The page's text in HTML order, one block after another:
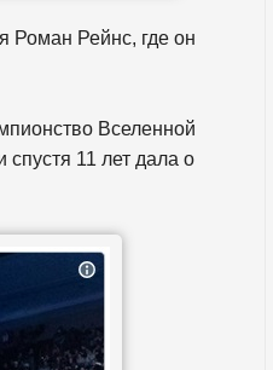
Роман Рейнс, где он
Вселенной
спустя 11 лет дала о